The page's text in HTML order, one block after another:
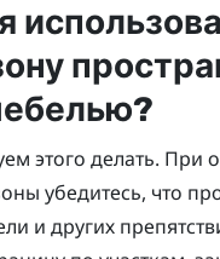
этого делать. При
убедитесь, что
и других